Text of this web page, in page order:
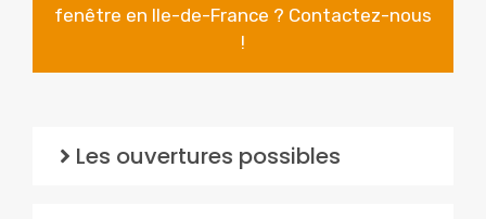
fenêtre en Ile-de-France ? Contactez-nous
!
Les ouvertures possibles